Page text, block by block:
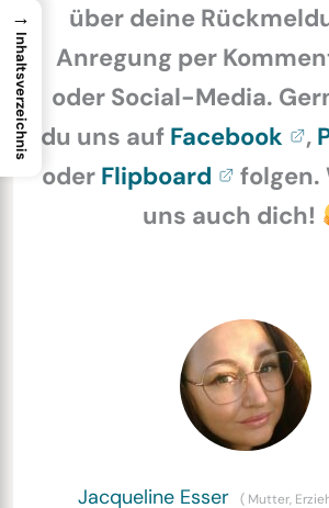
über deine
Anregung per
oder Social-Media.
du uns auf Facebook ,
oder Flipboard
folgen.
uns auch dich!
Jacqueline Esser ( Mutter,
→
Inhaltsverzeichnis